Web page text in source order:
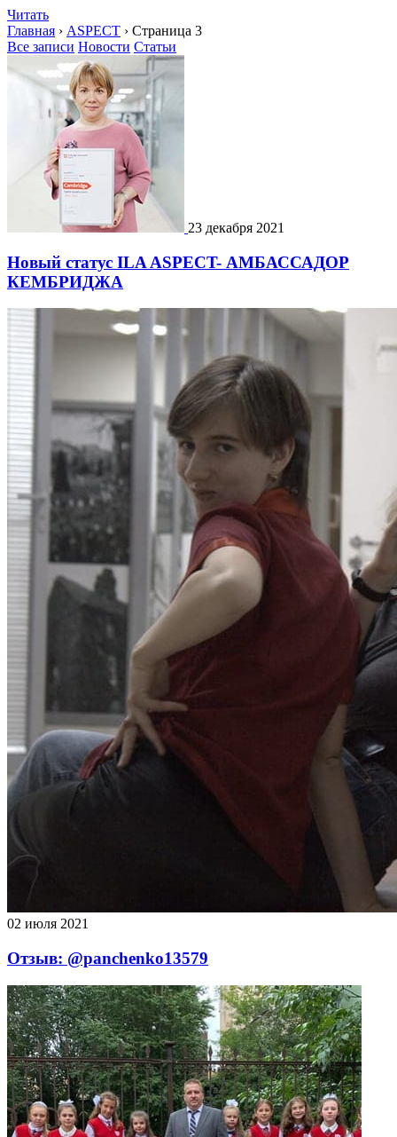
Читать
Главная › ASPECT › Страница 3
Все записи Новости Статьи
23 декабря 2021
Новый статус ILA ASPECT- АМБАССАДОР
КЕМБРИДЖА
02 июля 2021
Отзыв: @panchenko13579